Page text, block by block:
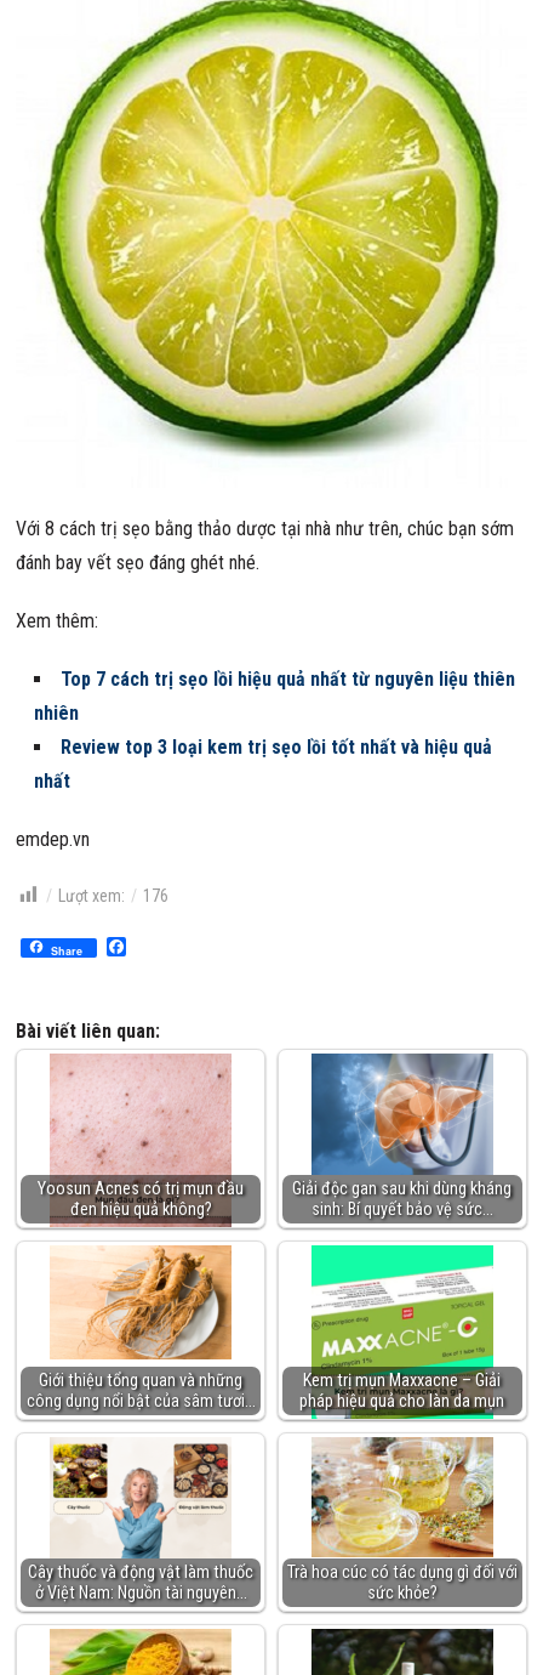
Với 8 cách trị sẹo bằng thảo dược tại nhà như trên, chúc bạn sớm
đánh bay vết sẹo đáng ghét nhé.
Xem thêm:
Top 7 cách trị sẹo lồi hiệu quả nhất từ nguyên liệu thiên
nhiên
Review top 3 loại kem trị sẹo lồi tốt nhất và hiệu quả
nhất
emdep.vn
Lượt xem: 176
Share
Bài viết liên quan:
Yoosun Acnes có trị mụn đầu
đen hiệu quả không?
Giải độc gan sau khi dùng kháng
sinh: Bí quyết bảo vệ sức…
Giới thiệu tổng quan và những
công dụng nổi bật của sâm tươi…
Kem trị mụn Maxxacne – Giải
pháp hiệu quả cho làn da mụn
Cây thuốc và động vật làm thuốc
ở Việt Nam: Nguồn tài nguyên…
Trà hoa cúc có tác dụng gì đối với
sức khỏe?